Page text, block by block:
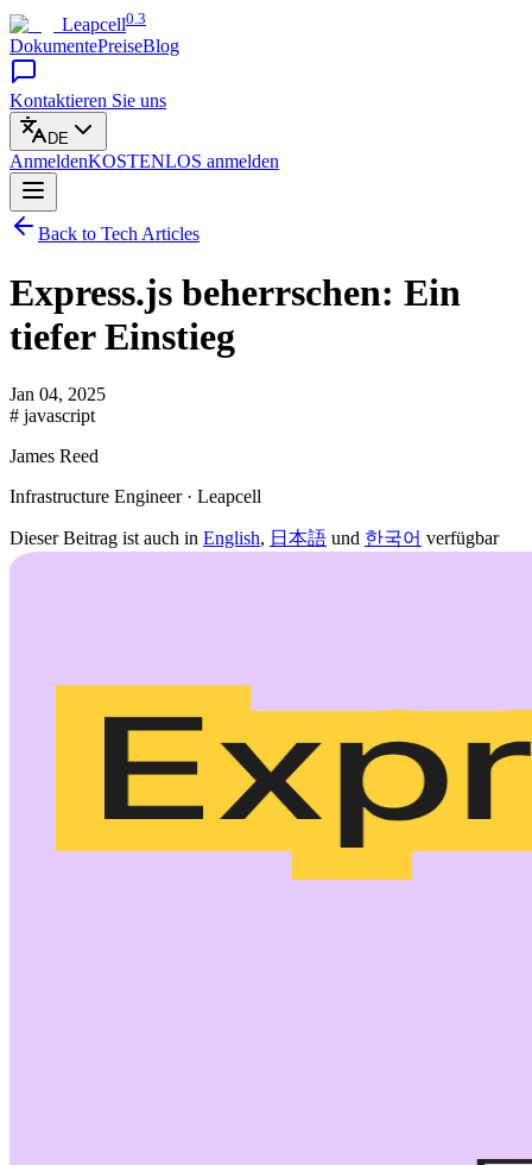
Leapcell0.3
DokumentePreiseBlog
Kontaktieren Sie uns
DE
AnmeldenKOSTENLOS anmelden
Back to Tech Articles
Express.js beherrschen: Ein
tiefer Einstieg
Jan 04, 2025
# javascript
James Reed
Infrastructure Engineer · Leapcell
Dieser Beitrag ist auch in English, 日本語 und 한국어 verfügbar